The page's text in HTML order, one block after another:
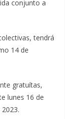
conjunto a
tendrá
14 de
gratuítas,
lunes 16 de